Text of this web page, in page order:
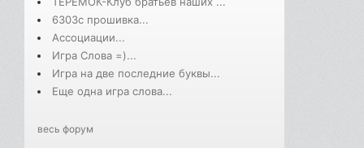
6303с прошивка...
Ассоциации...
Игра Слова =)...
Игра на две последние буквы...
Еще одна игра слова...
весь форум